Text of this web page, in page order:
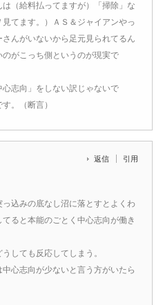
（給料払ってますが）「掃除」な
てます。）ＡＳ＆ジャイアンやっ
んがいないから足元見られてるん
がこっち側というのが現実で
志向」をしない訳じゃないで
。（断言）
返信 引用
込みの底なし沼に落とすとよくわ
ると本能のごとく中心志向が働き
しても反応してしまう。
心志向が少ないと言う方がいたら